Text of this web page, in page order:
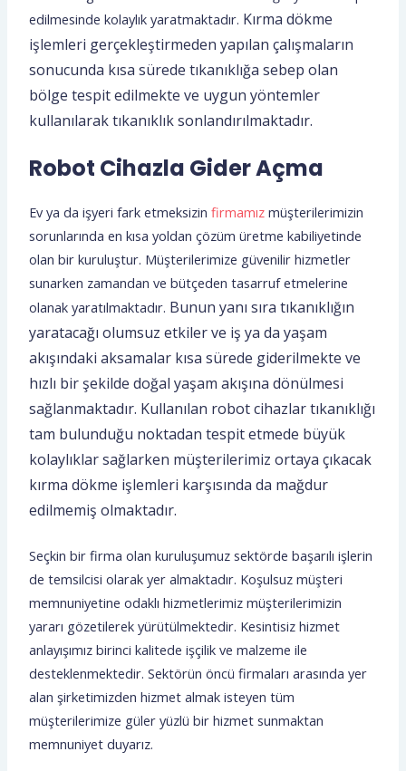
edilmesinde kolaylık yaratmaktadır. Kırma dökme
işlemleri gerçekleştirmeden yapılan çalışmaların
sonucunda kısa sürede tıkanıklığa sebep olan
bölge tespit edilmekte ve uygun yöntemler
kullanılarak tıkanıklık sonlandırılmaktadır.
Robot Cihazla Gider Açma
Ev ya da işyeri fark etmeksizinfirmamız müşterilerimizin
sorunlarında en kısa yoldan çözüm üretme kabiliyetinde
olan bir kuruluştur. Müşterilerimize güvenilir hizmetler
sunarken zamandan ve bütçeden tasarruf etmelerine
olanak yaratılmaktadır. Bunun yanı sıra tıkanıklığın
yaratacağı olumsuz etkiler ve iş ya da yaşam
akışındaki aksamalar kısa sürede giderilmekte ve
hızlı bir şekilde doğal yaşam akışına dönülmesi
sağlanmaktadır. Kullanılan robot cihazlar tıkanıklığı
tam bulunduğu noktadan tespit etmede büyük
kolaylıklar sağlarken müşterilerimiz ortaya çıkacak
kırma dökme işlemleri karşısında da mağdur
edilmemiş olmaktadır.
Seçkin bir firma olan kuruluşumuz sektörde başarılı işlerin
de temsilcisi olarak yer almaktadır. Koşulsuz müşteri
memnuniyetine odaklı hizmetlerimiz müşterilerimizin
yararı gözetilerek yürütülmektedir. Kesintisiz hizmet
anlayışımız birinci kalitede işçilik ve malzeme ile
desteklenmektedir. Sektörün öncü firmaları arasında yer
alan şirketimizden hizmet almak isteyen tüm
müşterilerimize güler yüzlü bir hizmet sunmaktan
memnuniyet duyarız.